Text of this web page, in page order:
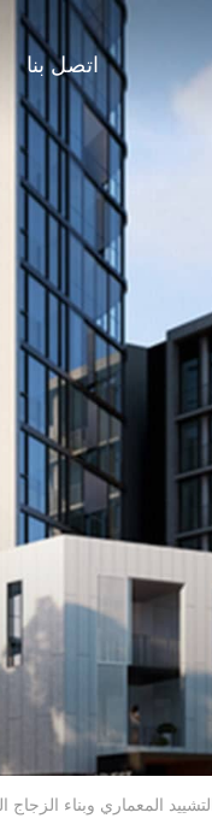
اتصل بنا